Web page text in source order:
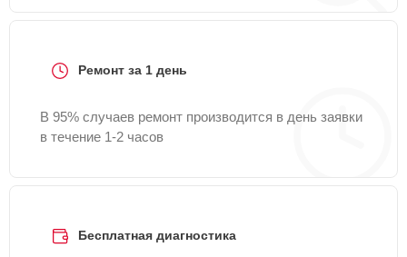
Ремонт за 1 день
В 95% случаев ремонт производится в день заявки
в течение 1-2 часов
Бесплатная диагностика